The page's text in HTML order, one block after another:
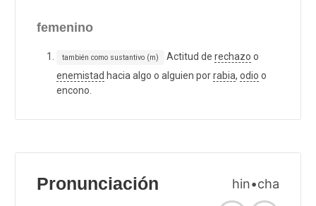
femenino
también como sustantivo (m) Actitud de rechazo o
enemistad hacia algo o alguien porrabia, odio o
encono.
Pronunciación hin•cha